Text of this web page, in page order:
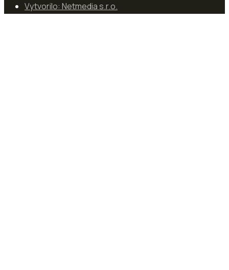
Vytvorilo: Netmedia s.r.o.